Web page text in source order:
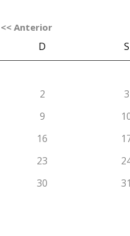
<< Anterior
D S
2 3
9
16
23
30
31